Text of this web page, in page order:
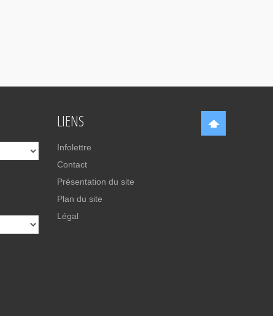
LIENS
Infolettre
Contact
Présentation du site
Plan du site
Légal